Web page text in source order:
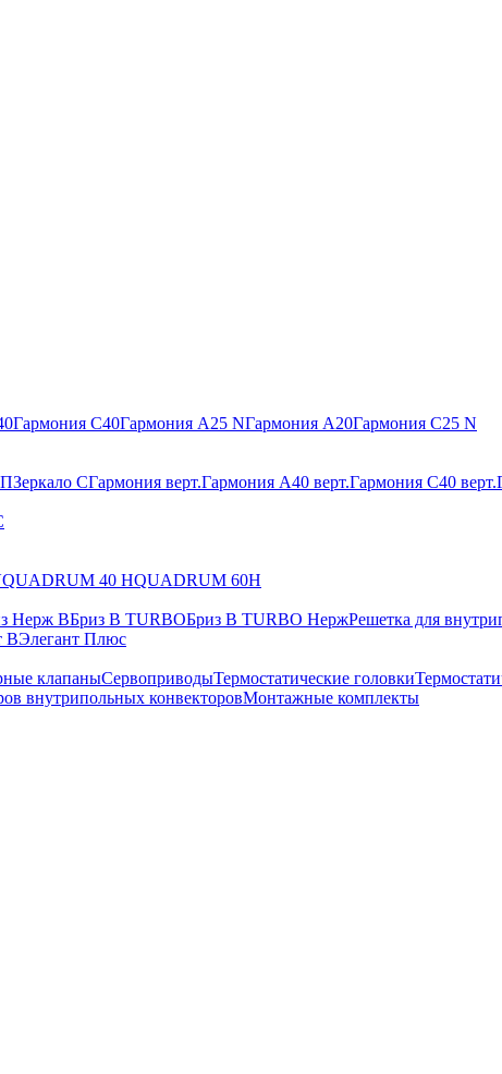
Гармония С40Гармония А25 NГармония А20Гармония С25 N
ПЗеркало СГармония верт.Гармония А40 верт.Гармония С40 верт.
QUADRUM 40 HQUADRUM 60H
Нерж ВБриз В TURBOБриз В TURBO НержРешетка для
ВЭлегант Плюс
клапаныСервоприводыТермостатические головки
внутрипольных конвекторовМонтажные комплекты